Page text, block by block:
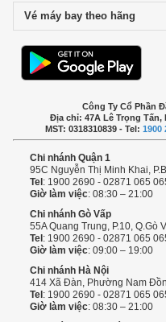
Vé máy bay theo hãng
Công Ty Cổ Phần
Địa chỉ: 47A Lê Trọng Tấn,
MST: 0318310839 - Tel: 1900
Chi nhánh Quận 1
95C Nguyễn Thị Minh Khai,
Tel : 1900 2690 - 02871 065
Giờ làm việc: 08:30 – 21:00
Chi nhánh Gò Vấp
55A Quang Trung, P.10, Q.Gò
Tel : 1900 2690 - 02871 065
Giờ làm việc: 09:00 – 19:00
Chi nhánh Hà Nội
414 Xã Đàn, Phường Nam
Tel : 1900 2690 - 02871 065
Giờ làm việc: 08:30 – 21:00